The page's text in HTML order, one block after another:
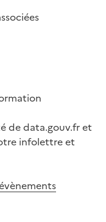
de data.gouv.fr et
infolettre et